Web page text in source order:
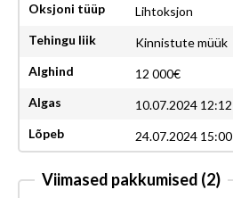
Oksjoni tüüp
Lihtoksjon
Tehingu liik
Kinnistute müük
Alghind
12 000€
Algas
10.07.2024 12:12
Lõpeb
24.07.2024 15:00
Viimased pakkumised (2)